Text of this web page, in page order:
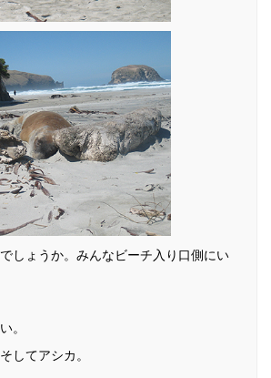
でしょうか。みんなビーチ入り口側にい
。
してアシカ。